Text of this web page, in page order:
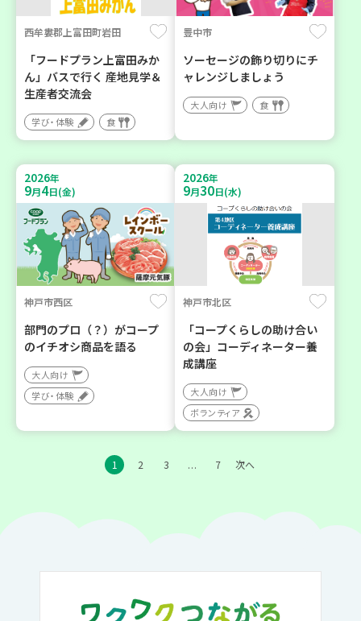
西牟婁郡上富田町岩田
「フードプラン上富田みか
ん」バスで行く 産地見学＆
生産者交流会
学び・体験 食
豊中市
ソーセージの飾り切りにチ
ャレンジしましょう
大人向け 食
2026年
9月4日(金)
神戸市西区
部門のプロ（？）がコープ
のイチオシ商品を語る
大人向け
学び・体験
2026年
9月30日(水)
神戸市北区
「コープくらしの助け合い
の会」コーディネーター養
成講座
大人向け
ボランティア
1 2 3 … 7 次へ